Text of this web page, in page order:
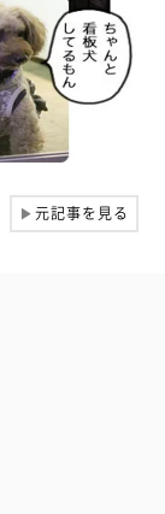
▶元記事を見る